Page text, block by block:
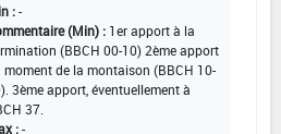
:-
(Min) : 1er apport à la
(BBCH 00-10) 2ème apport
moment de la montaison (BBCH 10-
3ème apport, éventuellement à
37.
:-